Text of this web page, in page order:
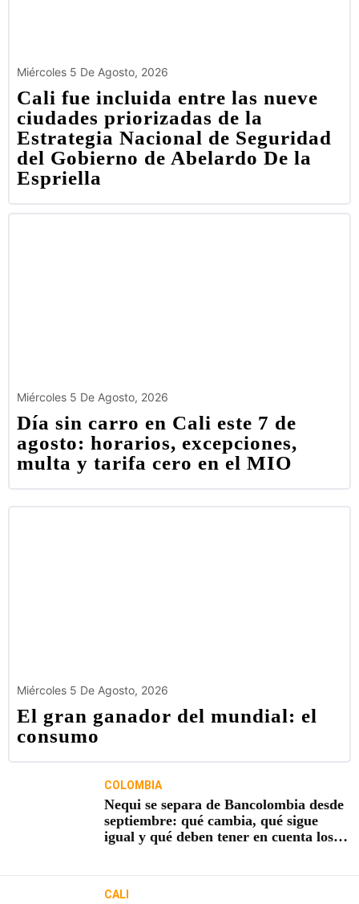
Miércoles 5 De Agosto, 2026
Cali fue incluida entre las nueve
ciudades priorizadas de la
Estrategia Nacional de Seguridad
del Gobierno de Abelardo De la
Espriella
Miércoles 5 De Agosto, 2026
Día sin carro en Cali este 7 de
agosto: horarios, excepciones,
multa y tarifa cero en el MIO
Miércoles 5 De Agosto, 2026
El gran ganador del mundial: el
consumo
COLOMBIA
Nequi se separa de Bancolombia desde
septiembre: qué cambia, qué sigue
igual y qué deben tener en cuenta los
CALI